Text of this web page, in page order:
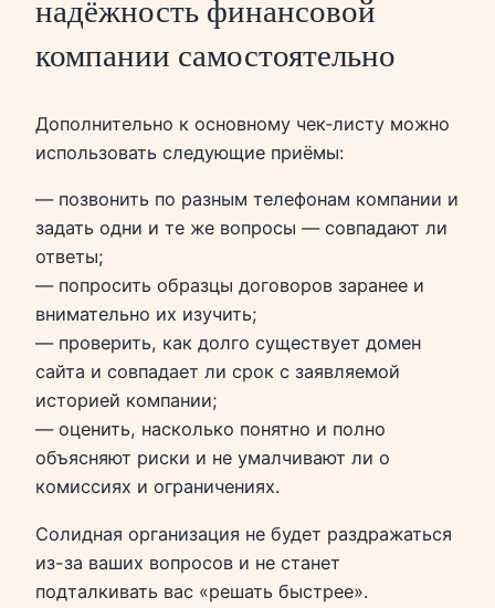
надёжность финансовой
компании самостоятельно
Дополнительно к основному чек‑листу можно
использовать следующие приёмы:
— позвонить по разным телефонам компании и
задать одни и те же вопросы — совпадают ли
ответы;
— попросить образцы договоров заранее и
внимательно их изучить;
— проверить, как долго существует домен
сайта и совпадает ли срок с заявляемой
историей компании;
— оценить, насколько понятно и полно
объясняют риски и не умалчивают ли о
комиссиях и ограничениях.
Солидная организация не будет раздражаться
из-за ваших вопросов и не станет
подталкивать вас «решать быстрее».